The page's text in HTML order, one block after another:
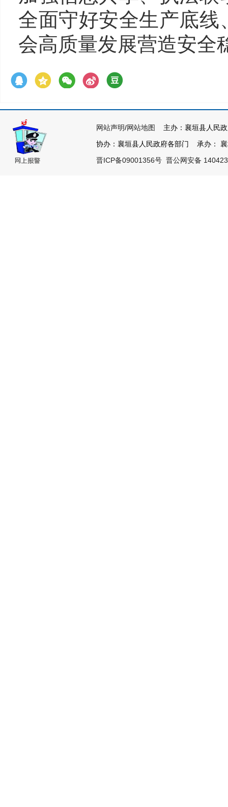
全面守好安全生产底
会高质量发展营造安全
网站声明/网站地图
主办：襄垣县人民
协办：襄垣县人民政府各部门 承办：
晋ICP备09001356号 晋公网安备